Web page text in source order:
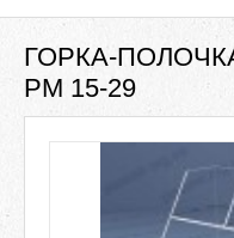
ГОРКА-
РМ 15-29